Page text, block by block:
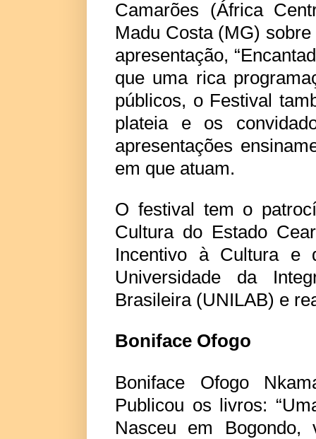
Camarões (África
Madu Costa (MG)
apresentação,
que uma rica
públicos, o Festival
plateia e os
apresentações
em que atuam.
O festival tem o
Cultura do Estado
Incentivo à Cultura e
Universidade da
Brasileira (UNILAB) e
Boniface Ofogo
Boniface Ofogo
Publicou os livros:
Nasceu em